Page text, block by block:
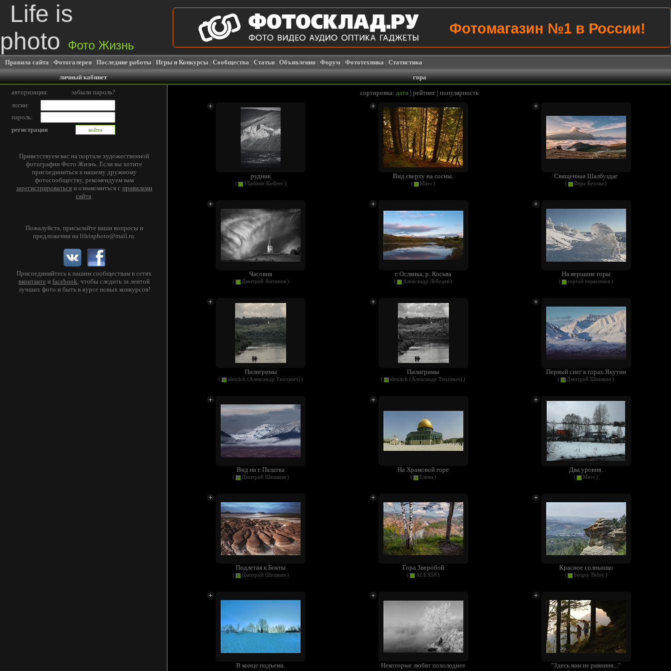
Life is
photo
Фото Жизнь
Фотомагазин №1 в России!
Правила сайта | Фотогалерея | Последние работы | Игры и Конкурсы | Сообщества | Статьи | Объявления | Форум | Фототехника | Статистика
личный кабинет
гора
авторизация:
забыли пароль?
логин:
пароль:
регистрация
Приветствуем вас на портале художественной
фотографии Фото Жизнь. Если вы хотите
присоединиться к нашему дружному
фотосообществу, рекомендуем вам
зарегистрироваться и ознакомиться справилами
сайта.
Пожалуйста, присылайте ваши вопросы и
предложения на lifeisphoto@mail.ru.
Присоединяйтесь к нашим сообществам в сетях
вконтакте иfacebook, чтобы следить за лентой
лучших фото и быть в курсе новых конкурсов!
сортировка: дата | рейтинг | популярность
рудник
( Vladimir Kedrov )
Вид сверху на сосны.
( Mavr)
Священная Шалбуздаг
( Вера Кетова )
Часовня
( Дмитрий Антипов )
г. Ослянка, р. Косьва
( Александр Лебедев)
На вершине горы
( сергей герасимов)
Пилигримы
( alextich (Александр Тихоныч) )
Пилигримы
( alextich (Александр Тихоныч) )
Первый снег в горах Якутии
( Дмитрий Шишкин )
Вид на г. Палатка
( Дмитрий Шишкин )
На Храмовой горе
( Елена )
Два уровня.
( Mavr)
Подлетая к Бокты
( Дмитрий Шишкин )
Гора Зверобой
( ALEX58 )
Красное солнышко
( Sergey Belov )
В конце подъема. Некоторые любят похолоднее "Здесь вам не равнина..."